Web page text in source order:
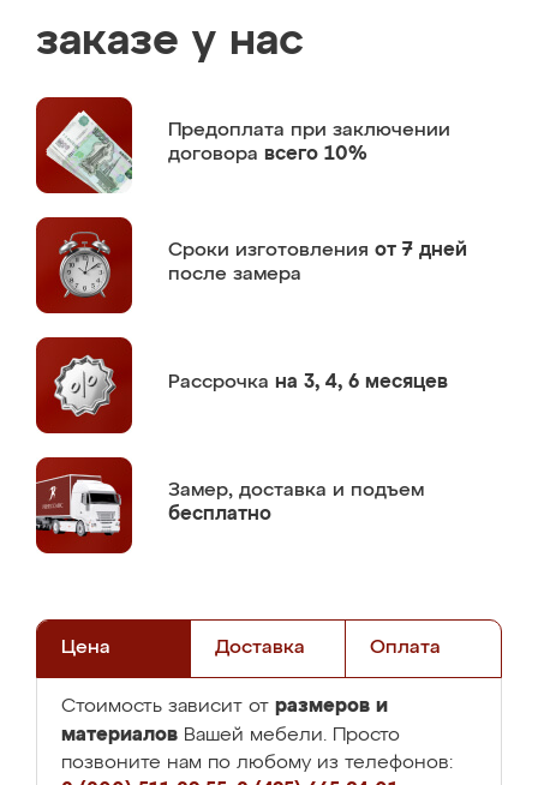
заказе у нас
Предоплата при заключении
договора всего 10%
Сроки изготовления от 7 дней
после замера
Рассрочка на 3, 4, 6 месяцев
Замер, доставка и подъем
бесплатно
Цена Доставка Оплата
Стоимость зависит от размеров и
материалов Вашей мебели. Просто
позвоните нам по любому из телефонов: